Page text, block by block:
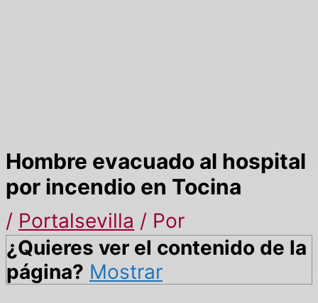
Hombre evacuado al hospital
por incendio en Tocina
/ Portalsevilla / Por
¿Quieres ver el contenido de la
página? Mostrar